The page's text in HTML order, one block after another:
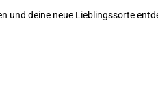
und deine neue Lieblingssorte